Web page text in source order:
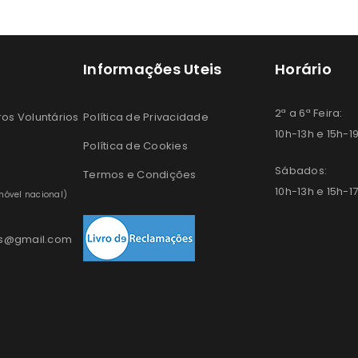
Voluntários
nacional)
Informações Uteis
Política de Privacidade
Política de Cookies
Termos e Condições
Horário
2ª a 6ª Feira:
10h-13h e 15h-
Sábados:
10h-13h e 15h-